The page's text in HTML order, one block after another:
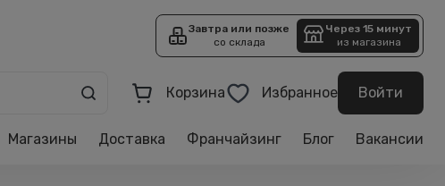
Завтра или позже
со склада
Через 15 минут
из магазина
Корзина Избранное Войти
Магазины Доставка Франчайзинг Блог Вакансии